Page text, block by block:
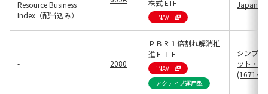
Resource Business
Index（配当込み）
株式 ETF
iNAV
- 2080
ＰＢＲ１倍割れ解消推
進ＥＴＦ
iNAV
アクティブ運用型
シンプ
ット・
(16714)